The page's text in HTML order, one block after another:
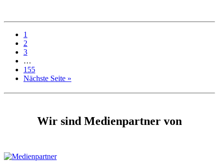
1
2
3
…
155
Nächste Seite »
Wir sind Medienpartner von